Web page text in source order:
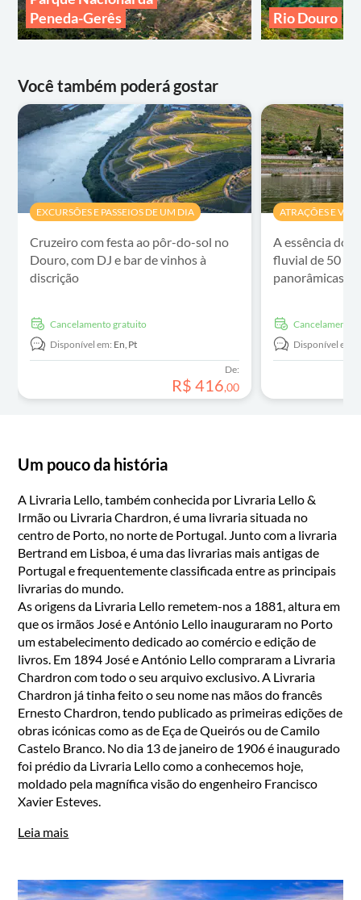
Peneda-Gerês
Rio Douro
Você também poderá gostar
EXCURSÕES E PASSEIOS DE UM DIA
Cruzeiro com festa ao pôr-do-sol no
Douro, com DJ e bar de vinhos à
discrição
Cancelamento gratuito
Disponível em: En,Pt
De:
R$ 416,00
ATRAÇÕES E
A essência do
fluvial de 50
panorâmicas
Cancelamento
Disponível em:
Um pouco da história
A Livraria Lello, também conhecida por Livraria Lello &
Irmão ou Livraria Chardron, é uma livraria situada no
centro de Porto, no norte de Portugal. Junto com a livraria
Bertrand em Lisboa, é uma das livrarias mais antigas de
Portugal e frequentemente classificada entre as principais
livrarias do mundo.
As origens da Livraria Lello remetem-nos a 1881, altura em
que os irmãos José e António Lello inauguraram no Porto
um estabelecimento dedicado ao comércio e edição de
livros. Em 1894 José e António Lello compraram a Livraria
Chardron com todo o seu arquivo exclusivo. A Livraria
Chardron já tinha feito o seu nome nas mãos do francês
Ernesto Chardron, tendo publicado as primeiras edições de
obras icónicas como as de Eça de Queirós ou de Camilo
Castelo Branco. No dia 13 de janeiro de 1906 é inaugurado
foi prédio da Livraria Lello como a conhecemos hoje,
moldado pela magnífica visão do engenheiro Francisco
Xavier Esteves.
Leia mais